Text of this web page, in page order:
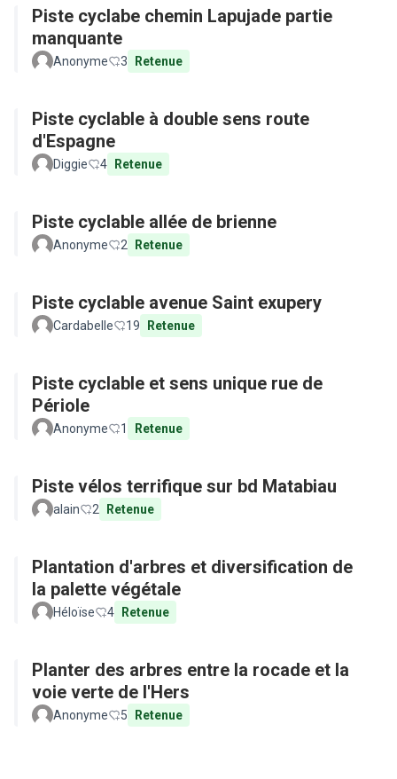
Piste cyclabe chemin Lapujade partie
manquante
Anonyme 3 Retenue
Piste cyclable à double sens route
d'Espagne
Diggie 4 Retenue
Piste cyclable allée de brienne
Anonyme 2 Retenue
Piste cyclable avenue Saint exupery
Cardabelle 19 Retenue
Piste cyclable et sens unique rue de
Périole
Anonyme 1 Retenue
Piste vélos terrifique sur bd Matabiau
alain 2 Retenue
Plantation d'arbres et diversification de
la palette végétale
Héloïse 4 Retenue
Planter des arbres entre la rocade et la
voie verte de l'Hers
Anonyme 5 Retenue